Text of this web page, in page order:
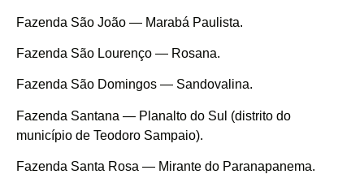
Fazenda São João — Marabá Paulista.
Fazenda São Lourenço — Rosana.
Fazenda São Domingos — Sandovalina.
Fazenda Santana — Planalto do Sul (distrito do
município de Teodoro Sampaio).
Fazenda Santa Rosa — Mirante do Paranapanema.